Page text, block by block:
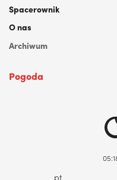
Spacerownik
O nas
Archiwum
Pogoda
pt